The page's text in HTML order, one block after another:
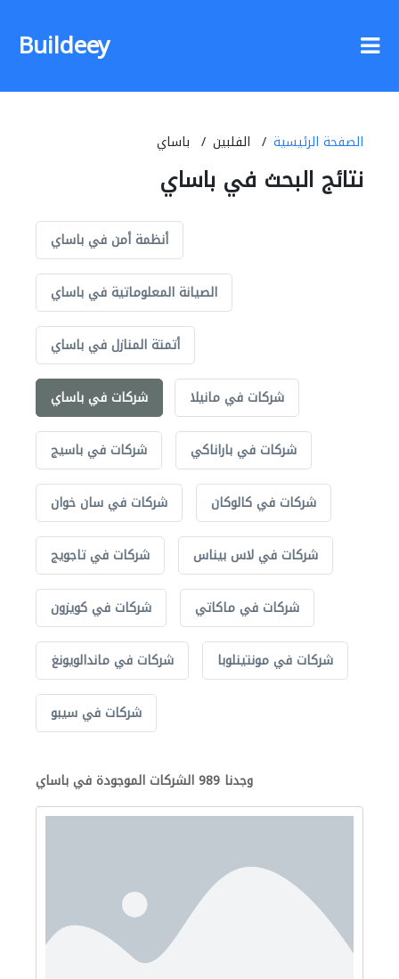
Buildeey
الصفحة الرئيسية الفلبين باساي
نتائج البحث في باساي
أنظمة أمن في باساي
الصيانة المعلوماتية في باساي
أتمتة المنازل في باساي
شركات في باساي شركات في مانيلا
شركات في باسيج شركات في باراناكي
شركات في سان خوان شركات في كالوكان
شركات في تاجويج شركات في لاس بيناس
شركات في كويزون شركات في ماكاتي
شركات في ماندالويونغ شركات في مونتينلوبا
شركات في سيبو
وجدنا 989 الشركات الموجودة في باساي